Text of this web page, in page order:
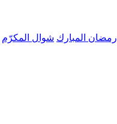
رمضان المبارك شوال المكرّم